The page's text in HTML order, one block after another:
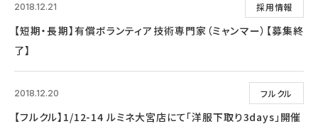
採用情報
2018.12.21
【短期・長期】有償ボランティア技術専門家（ミャンマー）【募集終
了】
フルクル
2018.12.20
【フルクル】1/12-14 ルミネ大宮店にて「洋服下取り3days」開催